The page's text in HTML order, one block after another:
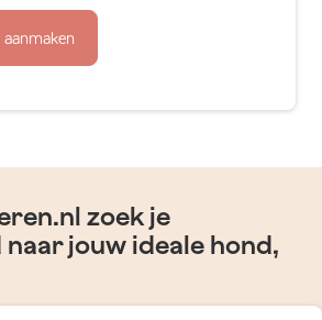
zoek je
jouw ideale hond,